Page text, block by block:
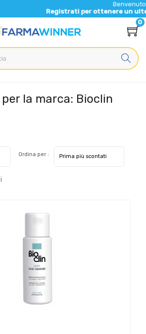
Benvenuto nel nuovo
Registrati per ottenere un ulteriore 5%
0
Bioclin
la marca: Bioclin
Ordina per :